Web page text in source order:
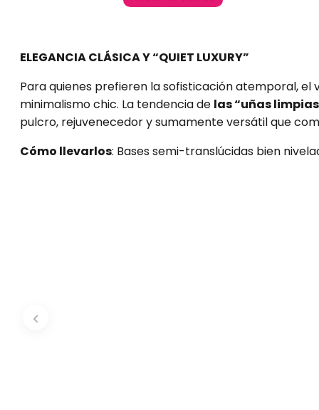
ELEGANCIA CLÁSICA Y “QUIET LUXURY”
Para quienes prefieren la sofisticación atemporal,
minimalismo chic. La tendencia de las “uñas
pulcro, rejuvenecedor y sumamente versátil que
Cómo llevarlos: Bases semi-translúcidas bien
‹